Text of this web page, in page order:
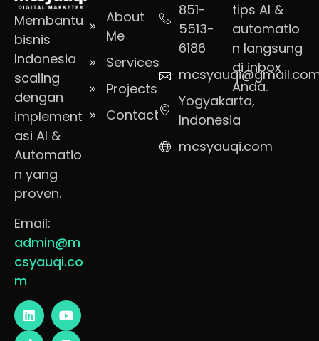
Membantu
bisnis
Indonesia
scaling
dengan
implement
asi AI &
Automatio
n yang
proven.
Email:
admin@m
csyauqi.co
m
About
Me
Services
Projects
Contact
851-
5513-
6186
Yogyakarta,
Indonesia
mcsyauqi.com
tips AI &
automatio
n langsung
di inbox
Anda.